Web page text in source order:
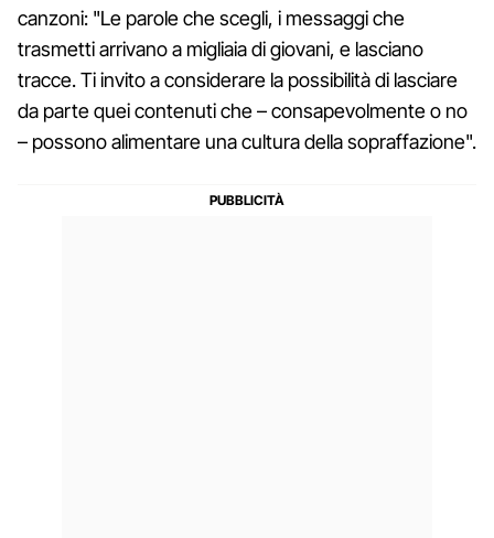
canzoni: "Le parole che scegli, i messaggi che
trasmetti arrivano a migliaia di giovani, e lasciano
tracce. Ti invito a considerare la possibilità di lasciare
da parte quei contenuti che – consapevolmente o no
– possono alimentare una cultura della sopraffazione".